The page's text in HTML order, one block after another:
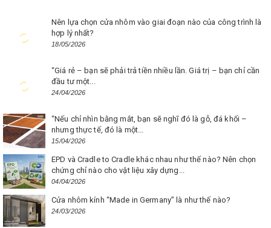
Nên lựa chọn cửa nhôm vào giai đoạn nào của công trình là
hợp lý nhất?
18/05/2026
“Giá rẻ – bạn sẽ phải trả tiền nhiều lần. Giá trị – bạn chỉ cần
đầu tư một...
24/04/2026
“Nếu chỉ nhìn bằng mắt, bạn sẽ nghĩ đó là gỗ, đá khối –
nhưng thực tế, đó là một...
15/04/2026
EPD và Cradle to Cradle khác nhau như thế nào? Nên chọn
chứng chỉ nào cho vật liệu xây dựng...
04/04/2026
Cửa nhôm kính “Made in Germany” là như thế nào?
24/03/2026